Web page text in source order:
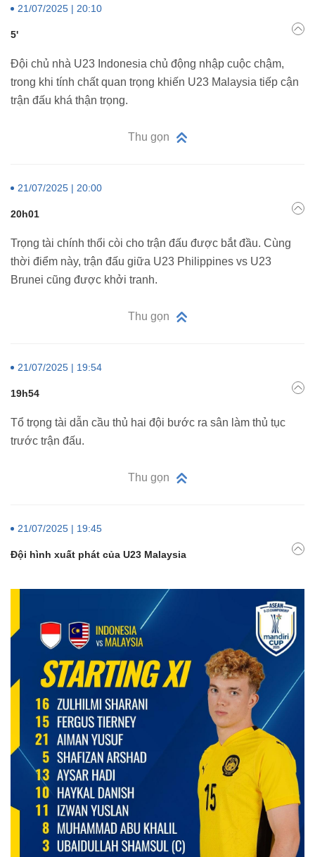
21/07/2025 | 20:10
5'
Đội chủ nhà U23 Indonesia chủ động nhập cuộc chậm,
trong khi tính chất quan trọng khiến U23 Malaysia tiếp cận
trận đấu khá thận trọng.
Thu gọn
21/07/2025 | 20:00
20h01
Trọng tài chính thổi còi cho trận đấu được bắt đầu. Cùng
thời điểm này, trận đấu giữa U23 Philippines vs U23
Brunei cũng được khởi tranh.
Thu gọn
21/07/2025 | 19:54
19h54
Tổ trọng tài dẫn cầu thủ hai đội bước ra sân làm thủ tục
trước trận đấu.
Thu gọn
21/07/2025 | 19:45
Đội hình xuất phát của U23 Malaysia